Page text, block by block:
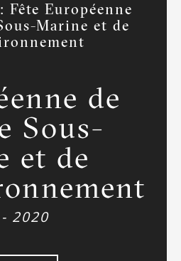
Fête Européenne
Marine et de
de
Sous-
et de
2020